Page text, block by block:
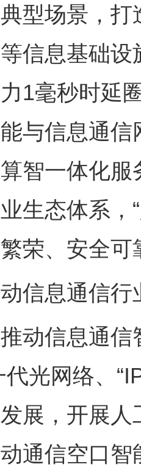
型场景，
信息基础
1毫秒时延
与信息通
智一体化
生态体系，
荣、安全
息通信行
信息通信
光网络、
展，开展
通信空口